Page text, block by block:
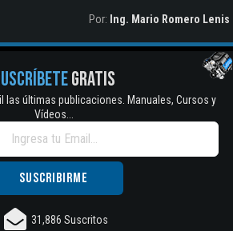
Por: Ing. Mario Romero Lenis
GRATIS
las últimas publicaciones. Manuales, Cursos y
Vídeos...
31,886 Suscritos